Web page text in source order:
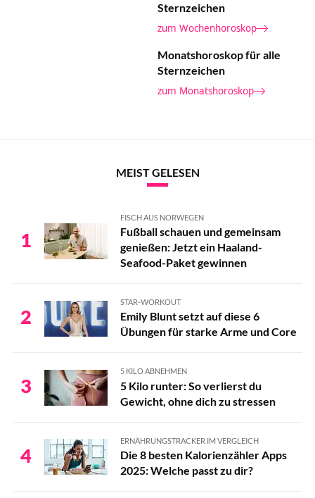
Sternzeichen
zum Wochenhoroskop
Monatshoroskop für alle
Sternzeichen
zum Monatshoroskop
MEIST GELESEN
1
FISCH AUS NORWEGEN
Fußball schauen und gemeinsam
genießen: Jetzt ein Haaland-
Seafood-Paket gewinnen
2
STAR-WORKOUT
Emily Blunt setzt auf diese 6
Übungen für starke Arme und Core
3
5 KILO ABNEHMEN
5 Kilo runter: So verlierst du
Gewicht, ohne dich zu stressen
4
ERNÄHRUNGSTRACKER IM VERGLEICH
Die 8 besten Kalorienzähler Apps
2025: Welche passt zu dir?